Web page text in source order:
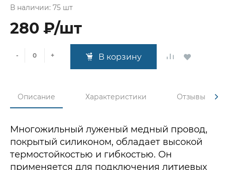
В наличии: 75 шт
280 ₽/шт
- + В корзину
Описание Характеристики Отзывы
Многожильный луженый медный провод,
покрытый силиконом, обладает высокой
термостойкостью и гибкостью. Он
применяется для подключения литиевых